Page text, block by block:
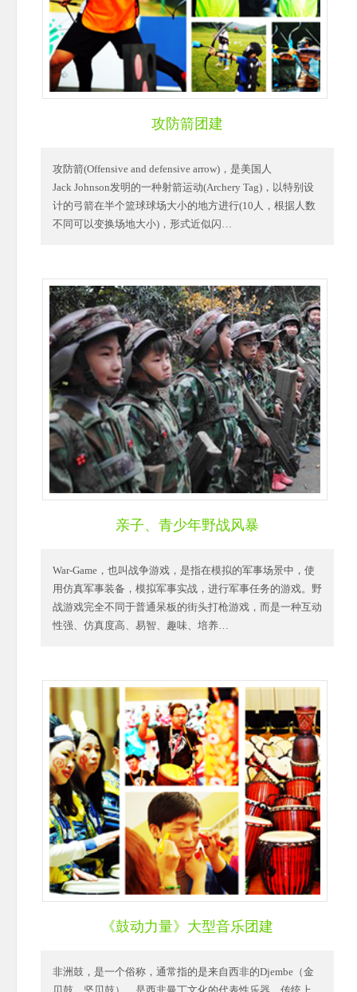
攻防箭团建
攻防箭(Offensive and defensive arrow)，是美国人
Jack Johnson发明的一种射箭运动(Archery Tag)，以特别设
计的弓箭在半个篮球球场大小的地方进行(10人，根据人数
不同可以变换场地大小)，形式近似闪…
亲子、青少年野战风暴
War-Game，也叫战争游戏，是指在模拟的军事场景中，使
用仿真军事装备，模拟军事实战，进行军事任务的游戏。野
战游戏完全不同于普通呆板的街头打枪游戏，而是一种互动
性强、仿真度高、易智、趣味、培养…
《鼓动力量》大型音乐团建
非洲鼓，是一个俗称，通常指的是来自西非的Djembe（金